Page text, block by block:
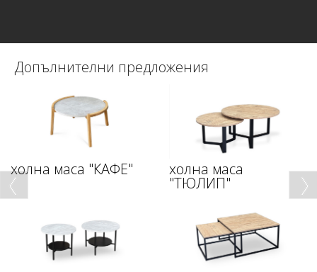
Допълнителни предложения
холна маса "КАФЕ" холна маса
"ТЮЛИП"